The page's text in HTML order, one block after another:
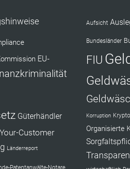
EU-
Güterhändler
Customer
Länderreport
Patentanwälte-Notare
Aufsicht
Bundesländer
FIU
Korruption
Organisierte